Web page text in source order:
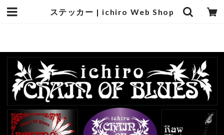
ステッカー | ichiro Web Shop